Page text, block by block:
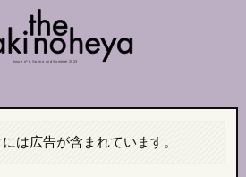
Issue nº 6, Spring and Summer 2023
は広告が含まれています。